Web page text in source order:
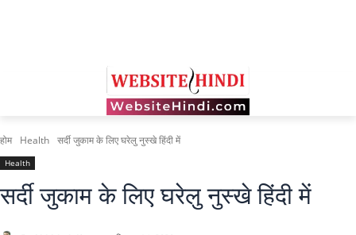
होम Health सर्दी जुकाम के लिए घरेलु नुस्खे हिंदी में
Health
सर्दी जुकाम के लिए घरेलु नुस्खे हिंदी में